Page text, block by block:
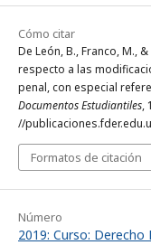
Cómo citar
De León, B., Franco, M.,
respecto a las
penal, con especial
Documentos Estudiantiles,
//
Formatos de citación
Número
2019: Curso: Derecho